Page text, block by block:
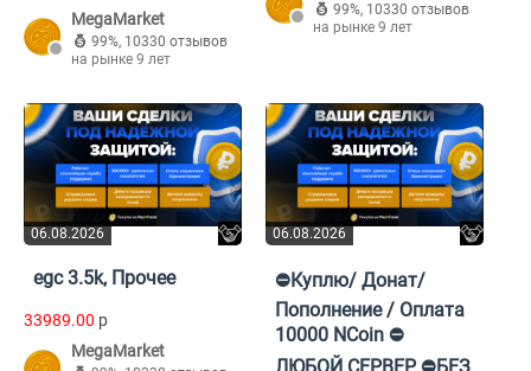
MegaMarket
99%, 10330 отзывов
на рынке 9 лет
99%, 10330 отзывов
на рынке 9 лет
06.08.2026
egc 3.5k, Прочее
33989.00 p
MegaMarket
06.08.2026
⛔Куплю/ Донат/
Пополнение / Оплата
10000 NCoin ⛔